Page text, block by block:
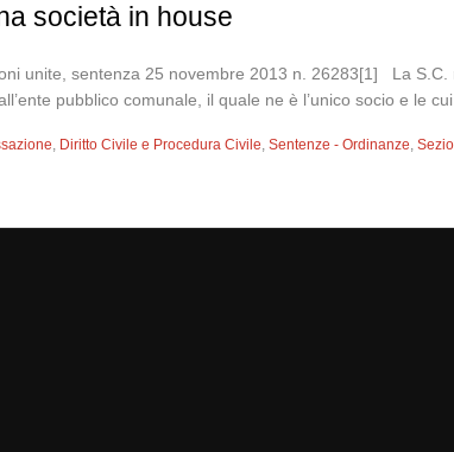
società in house
unite, sentenza 25 novembre 2013 n. 26283[1] La
pubblico comunale, il quale ne è l’unico socio e le
, Diritto Civile e Procedura Civile,Sentenze - Ordinanze,